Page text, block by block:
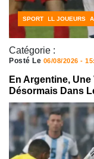
Catégorie :
CÔTE D'IVOIRE
FOOTBALL JOUEURS
SPORT
Posté Le 06/08/2026 -
En Argentine,
Désormais Dans